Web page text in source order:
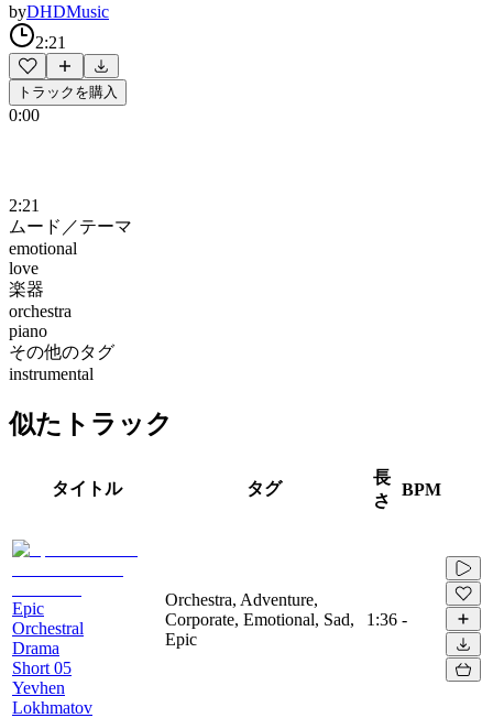
byDHDMusic
2:21
トラックを購入
0:00
2:21
ムード／テーマ
emotional
love
楽器
orchestra
piano
その他のタグ
instrumental
似たトラック
タイトル タグ
長
さ
BPM
Epic
Orchestral
Drama
Short 05
Yevhen
Lokhmatov
Orchestra, Adventure,
Corporate, Emotional, Sad,
Epic
1:36 -